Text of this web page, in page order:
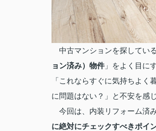
中古マンションを探してい
ョン済み）物件」をよく目に
「これならすぐに気持ちよ
に問題はない？」と不安を感
今回は、内装リフォーム済
に絶対にチェックすべきポイ